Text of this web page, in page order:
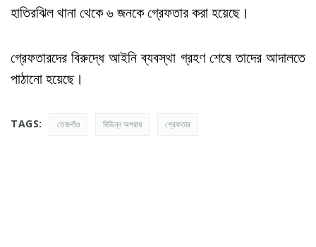
হাতিরঝিল থানা থেকে ৬ জনকে গ্রেফতার করা হয়েছে।
গ্রেফতারদের বিরুদ্ধে আইনি ব্যবস্থা গ্রহণ শেষে তাদের আদালতে
পাঠানো হয়েছে।
TAGS: তেজগাঁও বিভিন্ন অপরাধ গ্রেফতার